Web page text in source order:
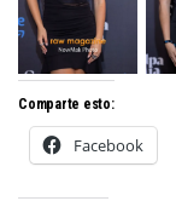
Comparte esto:
Facebook